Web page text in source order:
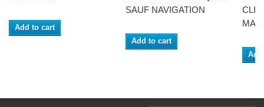
Add to cart
SAUF NAVIGATION
Add to cart